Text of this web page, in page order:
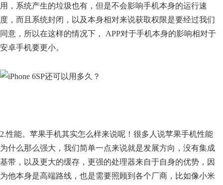
用，系统产生的垃圾也有，但是不会影响手机本身的运行速
度，而且系统封闭，以及本身相对来说获取权限是要经过我们
同意，所以在这样的情况下， APP对于手机本身的影响相对于
安卓手机要更小。
2.性能。苹果手机其实怎么样来说呢！很多人说苹果手机性能
为什么那么强大，我们简单一点来说就是发展方向，没有集成
基带，以及更大的缓存，更强的处理器来自于自身的优势，因
为他本身是高端路线，也是需要照顾到各个厂商，比如像小米